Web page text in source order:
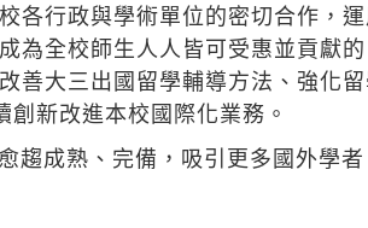
各行政與學術單位的密切合作，
為全校師生人人皆可受惠並貢獻
善大三出國留學輔導方法、強化
新改進本校國際化業務。
趨成熟、完備，吸引更多國外學